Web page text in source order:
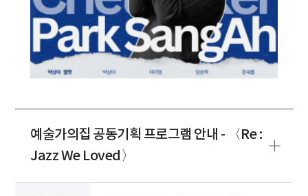
예술가의집 공동기획 프로그램 안내 - 〈Re :
Jazz We Loved〉